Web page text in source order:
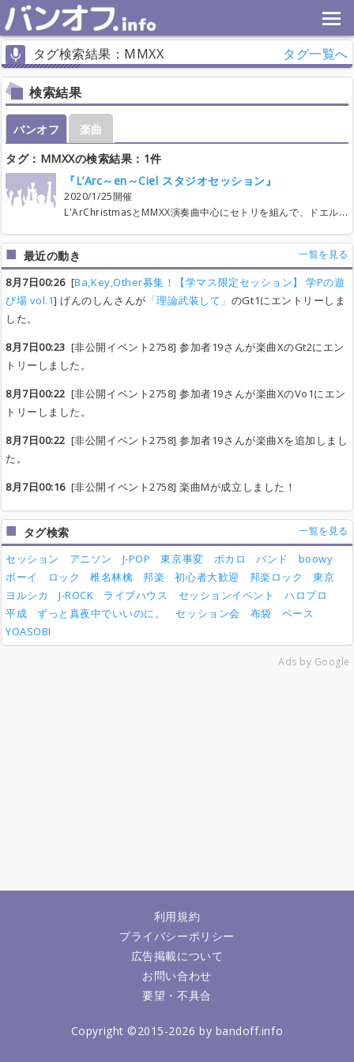
タグ検索結果：MMXX タグ一覧へ
検索結果
バンオフ
楽曲
タグ：MMXXの検索結果：1件
『L’Arc～en～Ciel スタジオセッション』
2020/1/25開催
L'ArChristmasとMMXX演奏曲中心にセトリを組んで、ドエルと盛り上がろうという企画です。カラオケとは一味違う生演奏の迫力で歌ってみませんか！楽器隊固定のヴォーカル参加型イベントです。初心者、お一人様、大歓迎です。 ＞＞＞＞＞＞＞＞＞＞＞＞＞＞ ＜イベント詳細＞ 日にち：１月25日（土） 時間：１２時００分～１７時００分 （ヴォーカル参加者および見学参加者の集合、受付時間は開催３０分前の１１時３０分からとなります。 １１:００～ 楽器隊セッティング・リハ １１:３０～ Vo.参加者受付 １２:００～ セッション開始 １６:３０ セッション終了 １７：００ 撤収 １７:３０～ 虹会（うちあげ） 場所：野方スタジオNOAH E1stスタジオ ｱｸｾｽ https://www.studionoah.jp/nogata/accessmap/ 参加費： Vo参加：2500円 見学参加：500円 虹会（打ち上げ）参加費：3500円 楽器隊メンバーはこちら↓ （演奏陣紹介） L'Arc～en～Ciel copy band ラル倶楽部 https://www.youtube.com/watch?v=fWGNjKbci2s 【Ｇｔ】Jun（主催・幹事。所属/ﾗﾙ倶楽部）@larclub_com 【Ｂａ】mitsuru（所属/ﾗﾙ倶楽部）→http://mixi.jp/show_friend.pl?id=1169379 【Ｄｒ】rikihiro（所属/ﾗﾙ倶楽部）@riki79924231 【keyboard】takaya（所属/ﾗﾙ倶楽部）@takaya_IDEA ■■■■■■■■■■■■■■■■■■■■■■■■ 楽曲リスト（演奏順ではありません） 1 winter fall 2 Caress of Venus 3 snow drop 4 BLESS 5 接吻 6 fate 7 Dearest Love 8 MY HEART DRAWS A DREAM 9 Hurry Xmas 10 Driver's High 11 DIVE TO BLUE 12 未来世界 13 静かの海で 14 X X X 15 Wings Flap 16 Link 17 White Feathers 18 Don't be Afraid 19 twinkle, twinkle 20 雪の足跡 21 HEAVEN'S DRIVE 22 STAY AWAY 23 ALONE EN LA VIDA 24 LOST HEAVEN 25 花葬 26 浸食～lose control～ 27 Pretty girl 28 Coming Closer 29 forbidden lover 30 wild flower 31 砂時計 32 Lover Boy 33 海辺 34 Lies and Truth 35 叙情詩 36 Sell my Soul 37 Anemone 38 the Fourth Avenue Cafe 39 As if In a dream 40 虹 41 HONEY 42 MMXX枠 43 MMXX枠 44 READY STEADY GO ●楽曲へのエントリーはGoogle spread sheetにて行いますので、Vo.参加希望者は まずは参加表明をお願いします。追ってsheetのURLをメッセージにてお送りします。 ●楽曲へのエントリーは1/15（水）２１：００～を予定しております。１人最大３曲エントリー可能です。参加人数次第で4曲目以降開放します。 ●バンオフi外でVo.参加者が既に7名いらっしゃいますので、こちらでは最大7名募集いたします。
最近の動き 一覧を見る
8月7日00:26[Ba,Key,Other募集！【学マス限定セッション】 学Pの遊
び場 vol.1] げんのしんさんが 「理論武装して」 のGt1にエントリーしま
した。
8月7日00:23 [非公開イベント2758] 参加者19さんが楽曲XのGt2にエン
トリーしました。
8月7日00:22 [非公開イベント2758] 参加者19さんが楽曲XのVo1にエン
トリーしました。
8月7日00:22 [非公開イベント2758] 参加者19さんが楽曲Xを追加しまし
た。
8月7日00:16[非公開イベント2758] 楽曲Mが成立しました！
タグ検索 一覧を見る
セッション アニソン J-POP 東京事変 ボカロ バンド
boowy
ボーイ
ロック 椎名林檎 邦楽 初心者大歓迎 邦楽ロック
東京
ヨルシカ
J-ROCK ライブハウス セッションイベント
ハロプロ
平成
ずっと真夜中でいいのに。 セッション会 布袋
ベース
YOASOBI
Ads by Google
利用規約
プライバシーポリシー
広告掲載について
お問い合わせ
要望・不具合
Copyright ©2015-2026 by bandoff.info